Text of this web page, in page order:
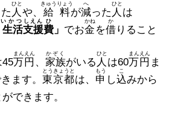
人
ひと
や、 給料
きゅうりょう
が減
へ
った 人
ひと
は
生活
かつ
支援
しえん
費
ひ
」 でお金
かね
を借
か
りること
45万
まん
円
えん
、 家族
かぞく
がいる 人
ひと
は60万
まん
円
えん
ま
ます。 東京都
とうきょうと
は、 申
もう
し込
こ
みから
できます。